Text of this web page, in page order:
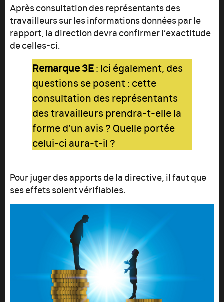
Après consultation des représentants des
travailleurs sur les informations données par le
rapport, la direction devra confirmer l’exactitude
de celles-ci.
Remarque 3E: Ici également, des
questions se posent : cette
consultation des représentants
des travailleurs prendra-t-elle la
forme d’un avis ? Quelle portée
celui-ci aura-t-il ?
Pour juger des apports de la directive, il faut que
ses effets soient vérifiables.